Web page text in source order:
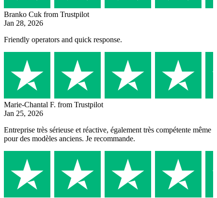
Branko Cuk from Trustpilot
Jan 28, 2026
Friendly operators and quick response.
Marie-Chantal F. from Trustpilot
Jan 25, 2026
Entreprise très sérieuse et réactive, également très compétente même
pour des modèles anciens. Je recommande.